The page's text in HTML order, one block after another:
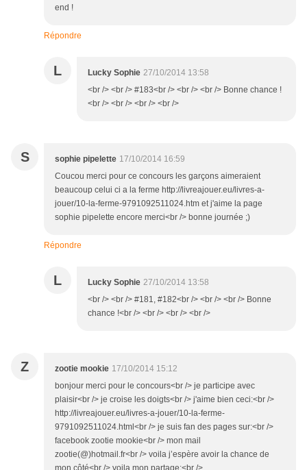
end !
Répondre
L Lucky Sophie 27/10/2014 13:58
<br /> <br /> #183<br /> <br /> <br /> Bonne chance !
<br /> <br /> <br /> <br />
S sophie pipelette 17/10/2014 16:59
Coucou merci pour ce concours les garçons aimeraient
beaucoup celui ci a la ferme http://livreajouer.eu/livres-a-
jouer/10-la-ferme-9791092511024.htm et j'aime la page
sophie pipelette encore merci<br /> bonne journée ;)
Répondre
L Lucky Sophie 27/10/2014 13:58
<br /> <br /> #181, #182<br /> <br /> <br /> Bonne
chance !<br /> <br /> <br /> <br />
Z zootie mookie 17/10/2014 15:12
bonjour merci pour le concours<br /> je participe avec
plaisir<br /> je croise les doigts<br /> j'aime bien ceci:<br />
http://livreajouer.eu/livres-a-jouer/10-la-ferme-
9791092511024.html<br /> je suis fan des pages sur:<br />
facebook zootie mookie<br /> mon mail
zootie(@)hotmail.fr<br /> voila j’espère avoir la chance de
mon côté<br /> voila mon partage:<br />